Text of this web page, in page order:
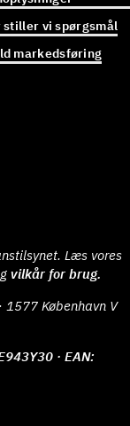
stiller vi spørgsmål
markedsføring
Læs vores
vilkår for brug.
1577 København V
· EAN: